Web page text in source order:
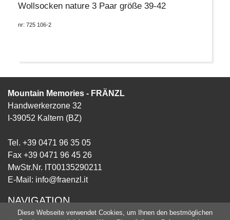
Wollsocken nature 3 Paar größe 39-42
nr: 725 106-2
Mountain Memories - FRÄNZL
Handwerkerzone 32
I-39052 Kaltern (BZ)
Tel. +39 0471 96 35 05
Fax +39 0471 96 45 26
MwStr.Nr. IT00135290211
E-Mail: info@fraenzl.it
NAVIGATION
Diese Webseite verwendet Cookies, um Ihnen den bestmöglichen